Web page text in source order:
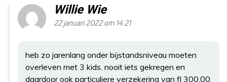
Willie Wie
22 januari 2022 om 14:21
heb zo jarenlang onder bijstandsniveau moeten
overleven met 3 kids. nooit iets gekregen en
daardoor ook particuliere verzekering van fl 300,00.